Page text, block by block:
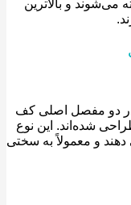
و بالاترین
مفصل اصلی کف
این نوع
و معمولاً به سختی